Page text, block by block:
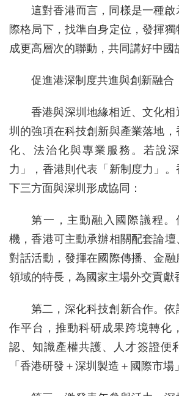
這對香港而言，同樣是一種啟
際格局下，找準自身定位，發揮
成更高層次的聯動，共同講好中國
促進港深制度共進與創新融合
香港與深圳地緣相近、文化
圳的強項在科技創新與產業落地
化、法治化與專業服務。若說
力」，香港則代表「新制度力」
下三方面與深圳形成協同：
第一，主動融入國際議程。
機，香港可主動承辦相關配套論
對話活動，發揮在國際傳播、金
領域的特長，為國家主場外交貢獻
第二，深化科技創新合作。
作平台，推動科研成果跨境轉化
認、知識產權共護、人才簽證便
「香港研發＋深圳製造＋國際市場